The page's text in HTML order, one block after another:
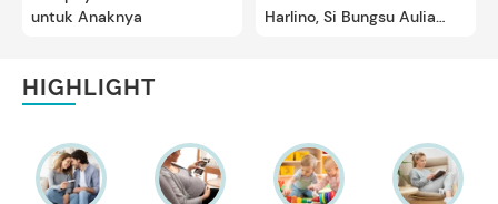
untuk Anaknya
Harlino, Si Bungsu Aulia
HIGHLIGHT